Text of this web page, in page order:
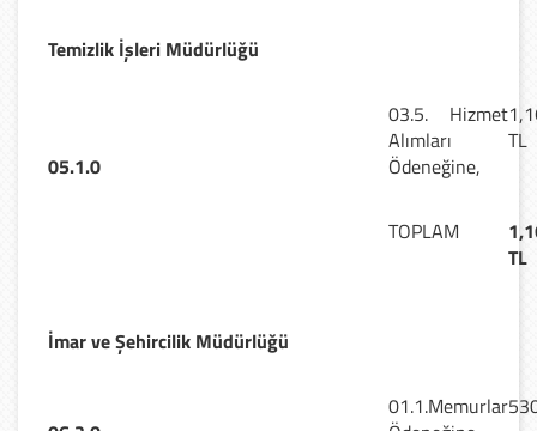
Temizlik İşleri Müdürlüğü
05.1.0
03.5. Hizmet
Alımları
Ödeneğine,
TL
TOPLAM
TL
İmar ve Şehircilik Müdürlüğü
01.1.Memurlar